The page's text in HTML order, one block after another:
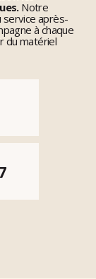
Notre
service après-
à chaque
du matériel